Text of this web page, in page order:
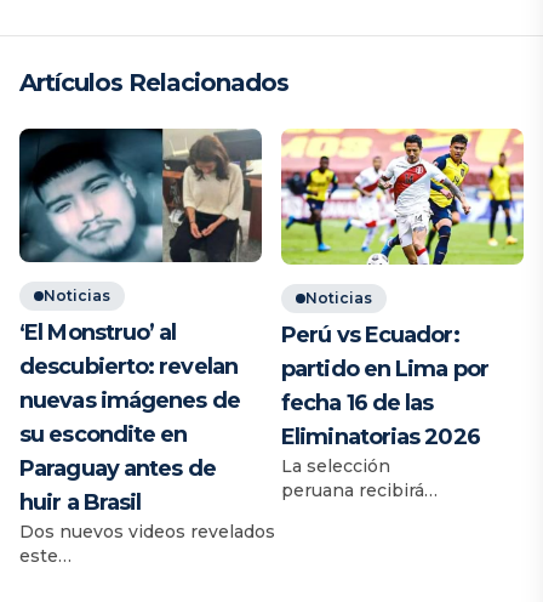
Artículos Relacionados
Noticias
‘El Monstruo’ al
descubierto: revelan
nuevas imágenes de
su escondite en
Paraguay antes de
huir a Brasil
Dos nuevos videos revelados
este
Noticias
Perú vs Ecuador:
partido en Lima por
fecha 16 de las
Eliminatorias 2026
La selección
peruana recibirá